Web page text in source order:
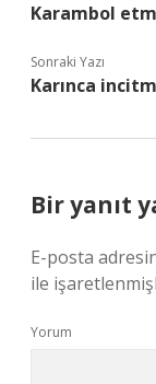
Karambol
Sonraki Yazı
Karınca
Bir yanıt
E-posta
ile
Yorum